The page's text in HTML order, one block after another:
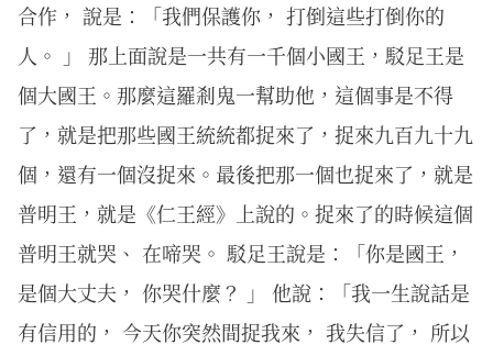
合作， 說是：「我們保護你， 打倒這些打倒你的
人。 」 那上面說是一共有一千個小國王，駁足王是
個大國王。那麼這羅剎鬼一幫助他，這個事是不得
了，就是把那些國王統統都捉來了，捉來九百九十九
個，還有一個沒捉來。最後把那一個也捉來了，就是
普明王，就是《仁王經》上說的。捉來了的時候這個
普明王就哭、 在啼哭。 駁足王說是：「你是國王，
是個大丈夫， 你哭什麼？ 」 他說：「我一生說話是
有信用的， 今天你突然間捉我來， 我失信了， 所以